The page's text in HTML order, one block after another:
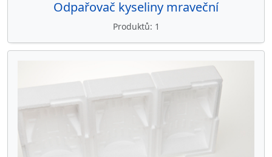
Odpařovač kyseliny mraveční
Produktů 1